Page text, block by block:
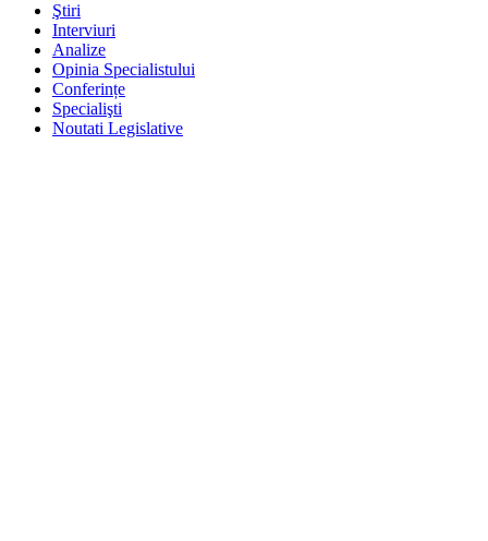
Ştiri
Interviuri
Analize
Opinia Specialistului
Conferințe
Specialişti
Noutati Legislative